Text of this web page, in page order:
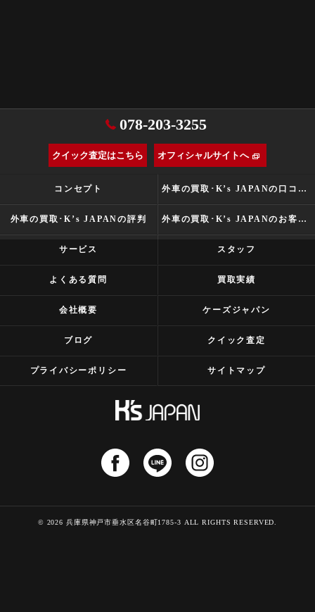
078-203-3255
クイック査定はこちら オフィシャルサイトへ
コンセプト 外車の買取･K’s JAPANの口コミ情報
外車の買取･K’s JAPANの評判 外車の買取･K’s JAPANのお客様の声
サービス スタッフ
よくある質問 買取実績
会社概要 ケーズジャパン
ブログ クイック査定
プライバシーポリシー サイトマップ
© 2026 兵庫県神戸市垂水区名谷町1785-3 ALL RIGHTS RESERVED.